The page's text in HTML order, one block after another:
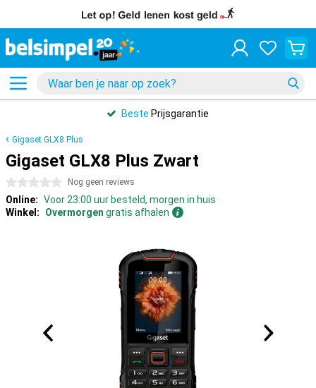
Beste Prijsgarantie
Gigaset GLX8 Plus
Gigaset GLX8 Plus Zwart
0 sterren Nog geen reviews
Online: Voor 23:00 uur besteld, morgen in huis
Winkel:
Overmorgen gratis afhalen